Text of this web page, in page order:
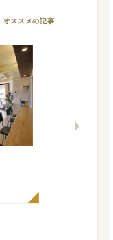
オススメの記事